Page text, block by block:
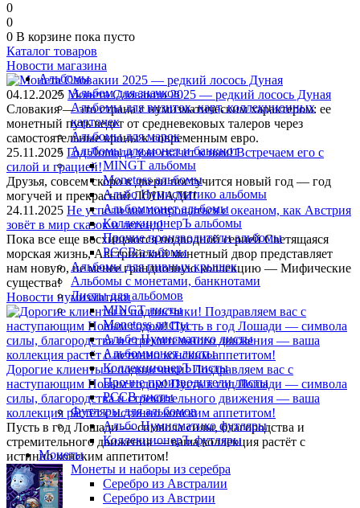
0
0
0 В корзине пока пусто
Каталог товаров
Альбомы
Альбом для значков
Альбомы для визиток, карт, коллекционных
карточек
Альбомы для марок
Альбомы для монет и банкнот
MINGT альбомы
Monetoss альбомы
Альбо Нумисматико альбомы
Альбоммонет альбомы
КоллекционерЪ альбомы
Прочие производители альбомы
РССВ альбомы
Альбомы для пивных крышек
Альбомы с монетами, банкнотами
Листы для альбомов
MINGT листы
Monetoss листы
Альбо Нумисматико листы
Альбоммонет листы
КоллекционерЪ листы
Прочие производители листы
РССВ листы
Футляры для альбомов
Альбо Нумисматико футляры
КоллекционерЪ футляры
Монеты
Монеты и наборы из серебра
Серебро из Австралии
Серебро из Австрии
Новости магазина
04.12.2025 Монета Словакии 2025 — редкий лосось Дуная
Словакия — это страна с нумизматическим характером: ее
монетный путь ведет от средневековых талеров через
самостоятельные кроны к современным евро.
25.11.2025 Год Лошади уже скачет к нам! Встречаем его с
силой и грацией!
Друзья, совсем скоро в двери постучится новый год — год
могучей и прекрасной ЛОШАДИ!
24.11.2025 Не успели мы попрощаться с океаном, как Австрия
зовёт в мир сказок и легенд!
Пока все еще восхищаются подводной серией Светящаяся
морская жизнь, Австрийский монетный двор представляет
нам новую, не менее грандиозную коллекцию — Мифические
существа!
Новости нумизматики
Дорогие клиенты и подписчики! Поздравляем вас с
наступающим Новым годом! Пусть в год Лошади — символа
силы, благородства и стремительного движения — ваша
коллекция растёт с истинно конским аппетитом!
Пусть в год Лошади — символа силы, благородства и
стремительного движения — ваша коллекция растёт с
истинно конским аппетитом!